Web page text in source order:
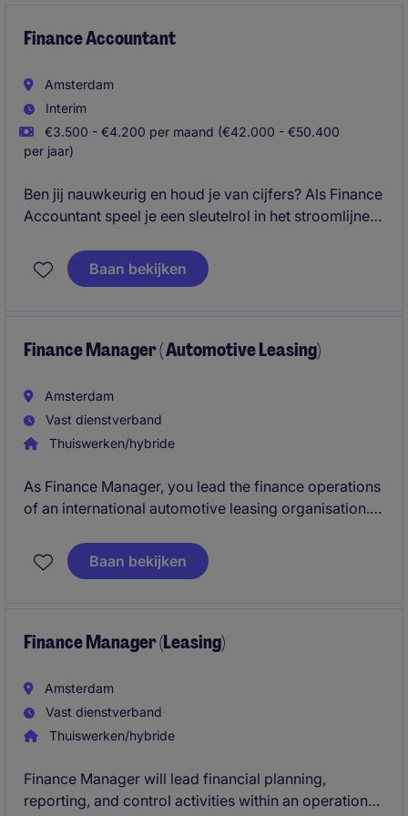
Finance Accountant
Amsterdam
Interim
€3.500 - €4.200 per maand (€42.000 - €50.400
per jaar)
Ben jij nauwkeurig en houd je van cijfers? Als Finance
Accountant speel je een sleutelrol in het stroomlijnen
Ontdek hoe jouw expertise impact maakt op een
dynamische organisatie!
Baan bekijken
Finance Manager ( Automotive Leasing)
Amsterdam
Vast dienstverband
Thuiswerken/hybride
As Finance Manager, you lead the finance operations
of an international automotive leasing organisation.
own the month-end and year-end closing processes,
manage HQ reporting, and support budgeting and
Baan bekijken
Finance Manager (Leasing)
Amsterdam
Vast dienstverband
Thuiswerken/hybride
Finance Manager will lead financial planning,
reporting, and control activities within an operational